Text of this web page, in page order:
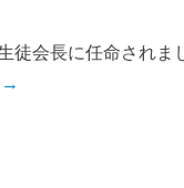
徒会長に任命されま
→